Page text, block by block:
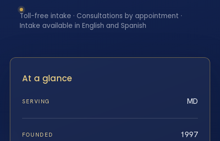
Toll-free intake · Consultations by appointment ·
Intake available in English and Spanish
At a glance
SERVING MD
FOUNDED 1997